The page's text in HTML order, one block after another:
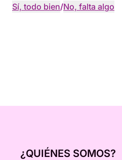
Sí, todo bien/No, falta algo
¿QUIÉNES SOMOS?